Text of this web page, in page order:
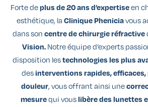
Forte deplus de 20 ans d’expertiseen
esthétique, la Clinique Pheniciavous
dans son centre de chirurgie réfractive
Vision. Notre équipe d’experts
disposition lestechnologies les plus
desinterventions rapides, efficaces,
douleur, vous offrant ainsi une
mesurequi vouslibère des lunettes